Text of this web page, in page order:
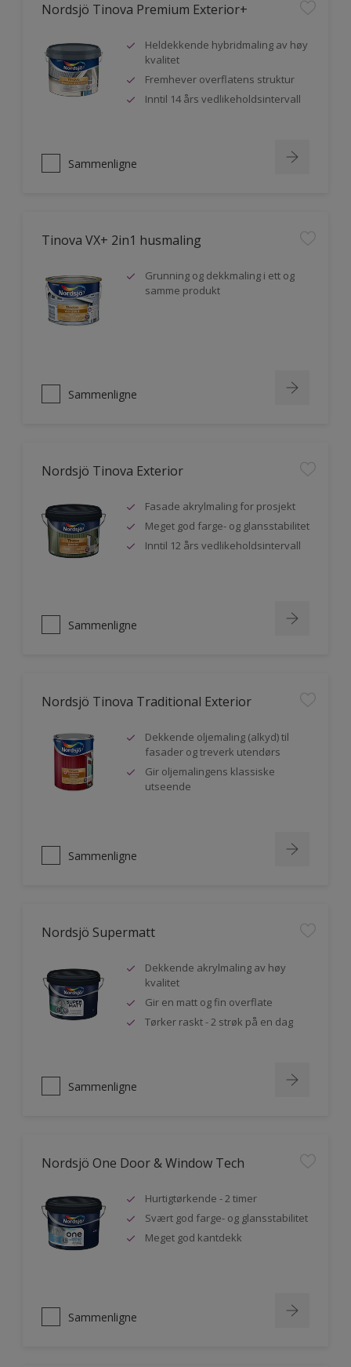
Nordsjö Tinova Premium Exterior+
Heldekkende hybridmaling av høy
kvalitet
Fremhever overflatens struktur
Inntil 14 års vedlikeholdsintervall
Sammenligne
Tinova VX+ 2in1 husmaling
Grunning og dekkmaling i ett og
samme produkt
Sammenligne
Nordsjö Tinova Exterior
Fasade akrylmaling for prosjekt
Meget god farge- og glansstabilitet
Inntil 12 års vedlikeholdsintervall
Sammenligne
Nordsjö Tinova Traditional Exterior
Dekkende oljemaling (alkyd) til
fasader og treverk utendørs
Gir oljemalingens klassiske
utseende
Sammenligne
Nordsjö Supermatt
Dekkende akrylmaling av høy
kvalitet
Gir en matt og fin overflate
Tørker raskt - 2 strøk på en dag
Sammenligne
Nordsjö One Door & Window Tech
Hurtigtørkende - 2 timer
Svært god farge- og glansstabilitet
Meget god kantdekk
Sammenligne